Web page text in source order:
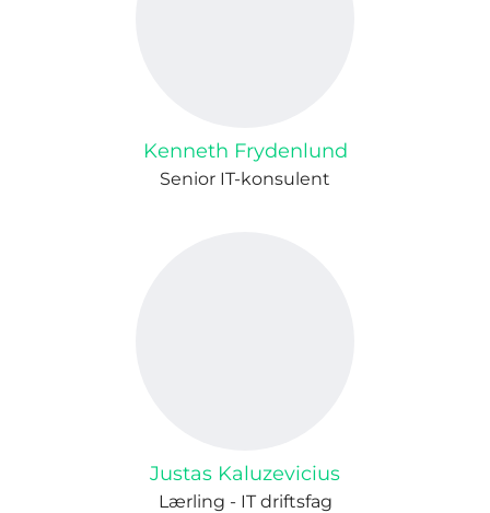
Kenneth Frydenlund
Senior IT-konsulent
Justas Kaluzevicius
Lærling - IT driftsfag